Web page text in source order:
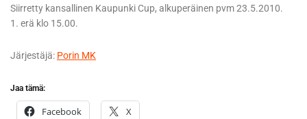
Siirretty kansallinen Kaupunki Cup, alkuperäinen pvm 23.5.2010.
1. erä klo 15.00.
Järjestäjä: Porin MK
Jaa tämä:
Facebook X